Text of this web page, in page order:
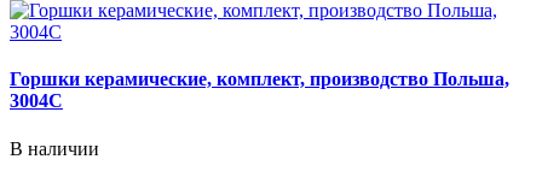
Горшки керамические, комплект, производство Польша,
3004C
В наличии